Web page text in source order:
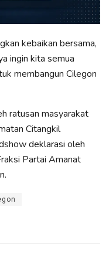
kebaikan bersama,
ingin kita semua
membangun Cilegon
ratusan masyarakat
Citangkil
deklarasi oleh
Partai Amanat